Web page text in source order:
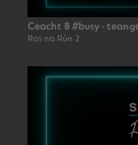
Ceacht 8 #busy -
Ros na Rún 2